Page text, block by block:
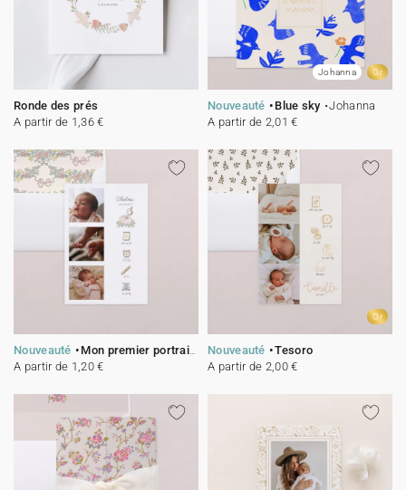
Ronde des prés
A partir de 1,36 €
Johanna Or
Nouveauté Blue sky
Johanna
A partir de 2,01 €
Nouveauté
Mon premier portrait - rose
A partir de 1,20 €
Or
Nouveauté
Tesoro
A partir de 2,00 €